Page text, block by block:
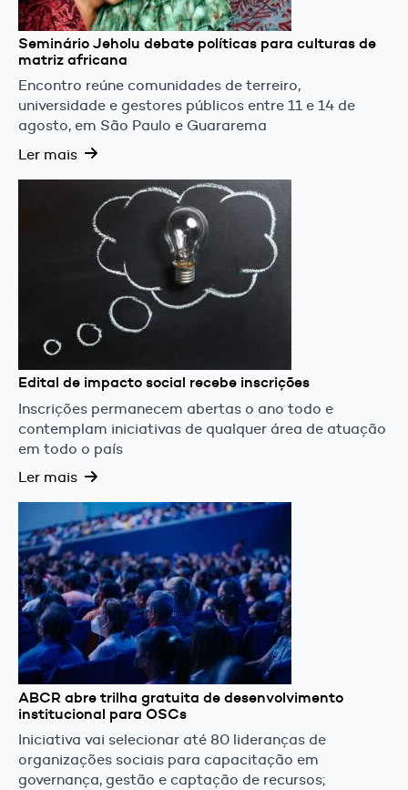
Seminário Jeholu debate políticas para culturas de
matriz africana
Encontro reúne comunidades de terreiro,
universidade e gestores públicos entre 11 e 14 de
agosto, em São Paulo e Guararema
Ler mais
Edital de impacto social recebe inscrições
Inscrições permanecem abertas o ano todo e
contemplam iniciativas de qualquer área de atuação
em todo o país
Ler mais
ABCR abre trilha gratuita de desenvolvimento
institucional para OSCs
Iniciativa vai selecionar até 80 lideranças de
organizações sociais para capacitação em
governança, gestão e captação de recursos;